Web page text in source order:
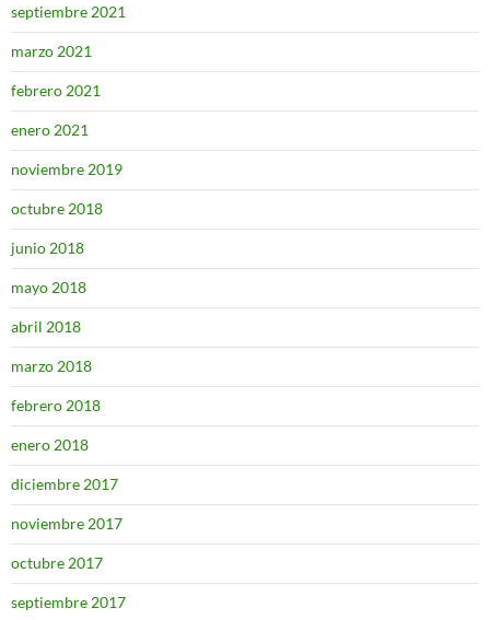
septiembre 2021
marzo 2021
febrero 2021
enero 2021
noviembre 2019
octubre 2018
junio 2018
mayo 2018
abril 2018
marzo 2018
febrero 2018
enero 2018
diciembre 2017
noviembre 2017
octubre 2017
septiembre 2017